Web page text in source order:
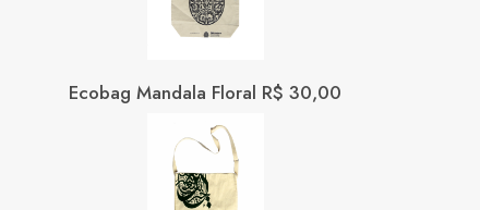
Ecobag Mandala Floral R$ 30,00